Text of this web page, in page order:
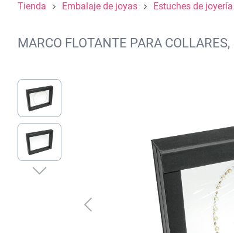
Tienda Embalaje de joyas Estuches de
MARCO FLOTANTE PARA
Omitir galería de imágenes